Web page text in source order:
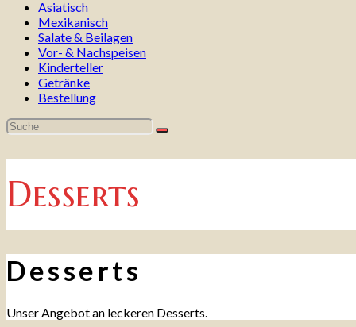
Asiatisch
Mexikanisch
Salate & Beilagen
Vor- & Nachspeisen
Kinderteller
Getränke
Bestellung
Desserts
Desserts
Unser Angebot an leckeren Desserts.